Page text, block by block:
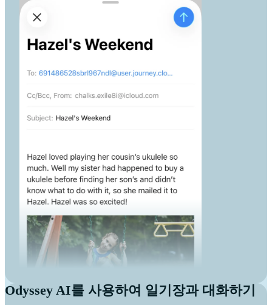
Odyssey AI를 사용하여 일기장과 대화하기